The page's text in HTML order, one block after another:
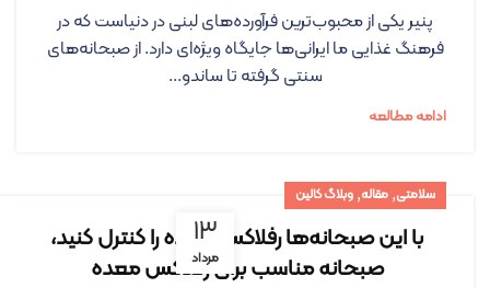
پنیر یکی از محبوب‌ترین فرآورده‌های لبنی در دنیاست که در
فرهنگ غذایی ما ایرانی‌ها جایگاه ویژه‌ای دارد. از صبحانه‌های
سنتی گرفته تا ساندو...
ادامه مطالعه
۱۳
مرداد
سلامتی, مقاله, وبلاگ کالین
با این صبحانه‌ها رفلاکس معده را کنترل کنید،
صبحانه مناسب برای رفلاکس معده